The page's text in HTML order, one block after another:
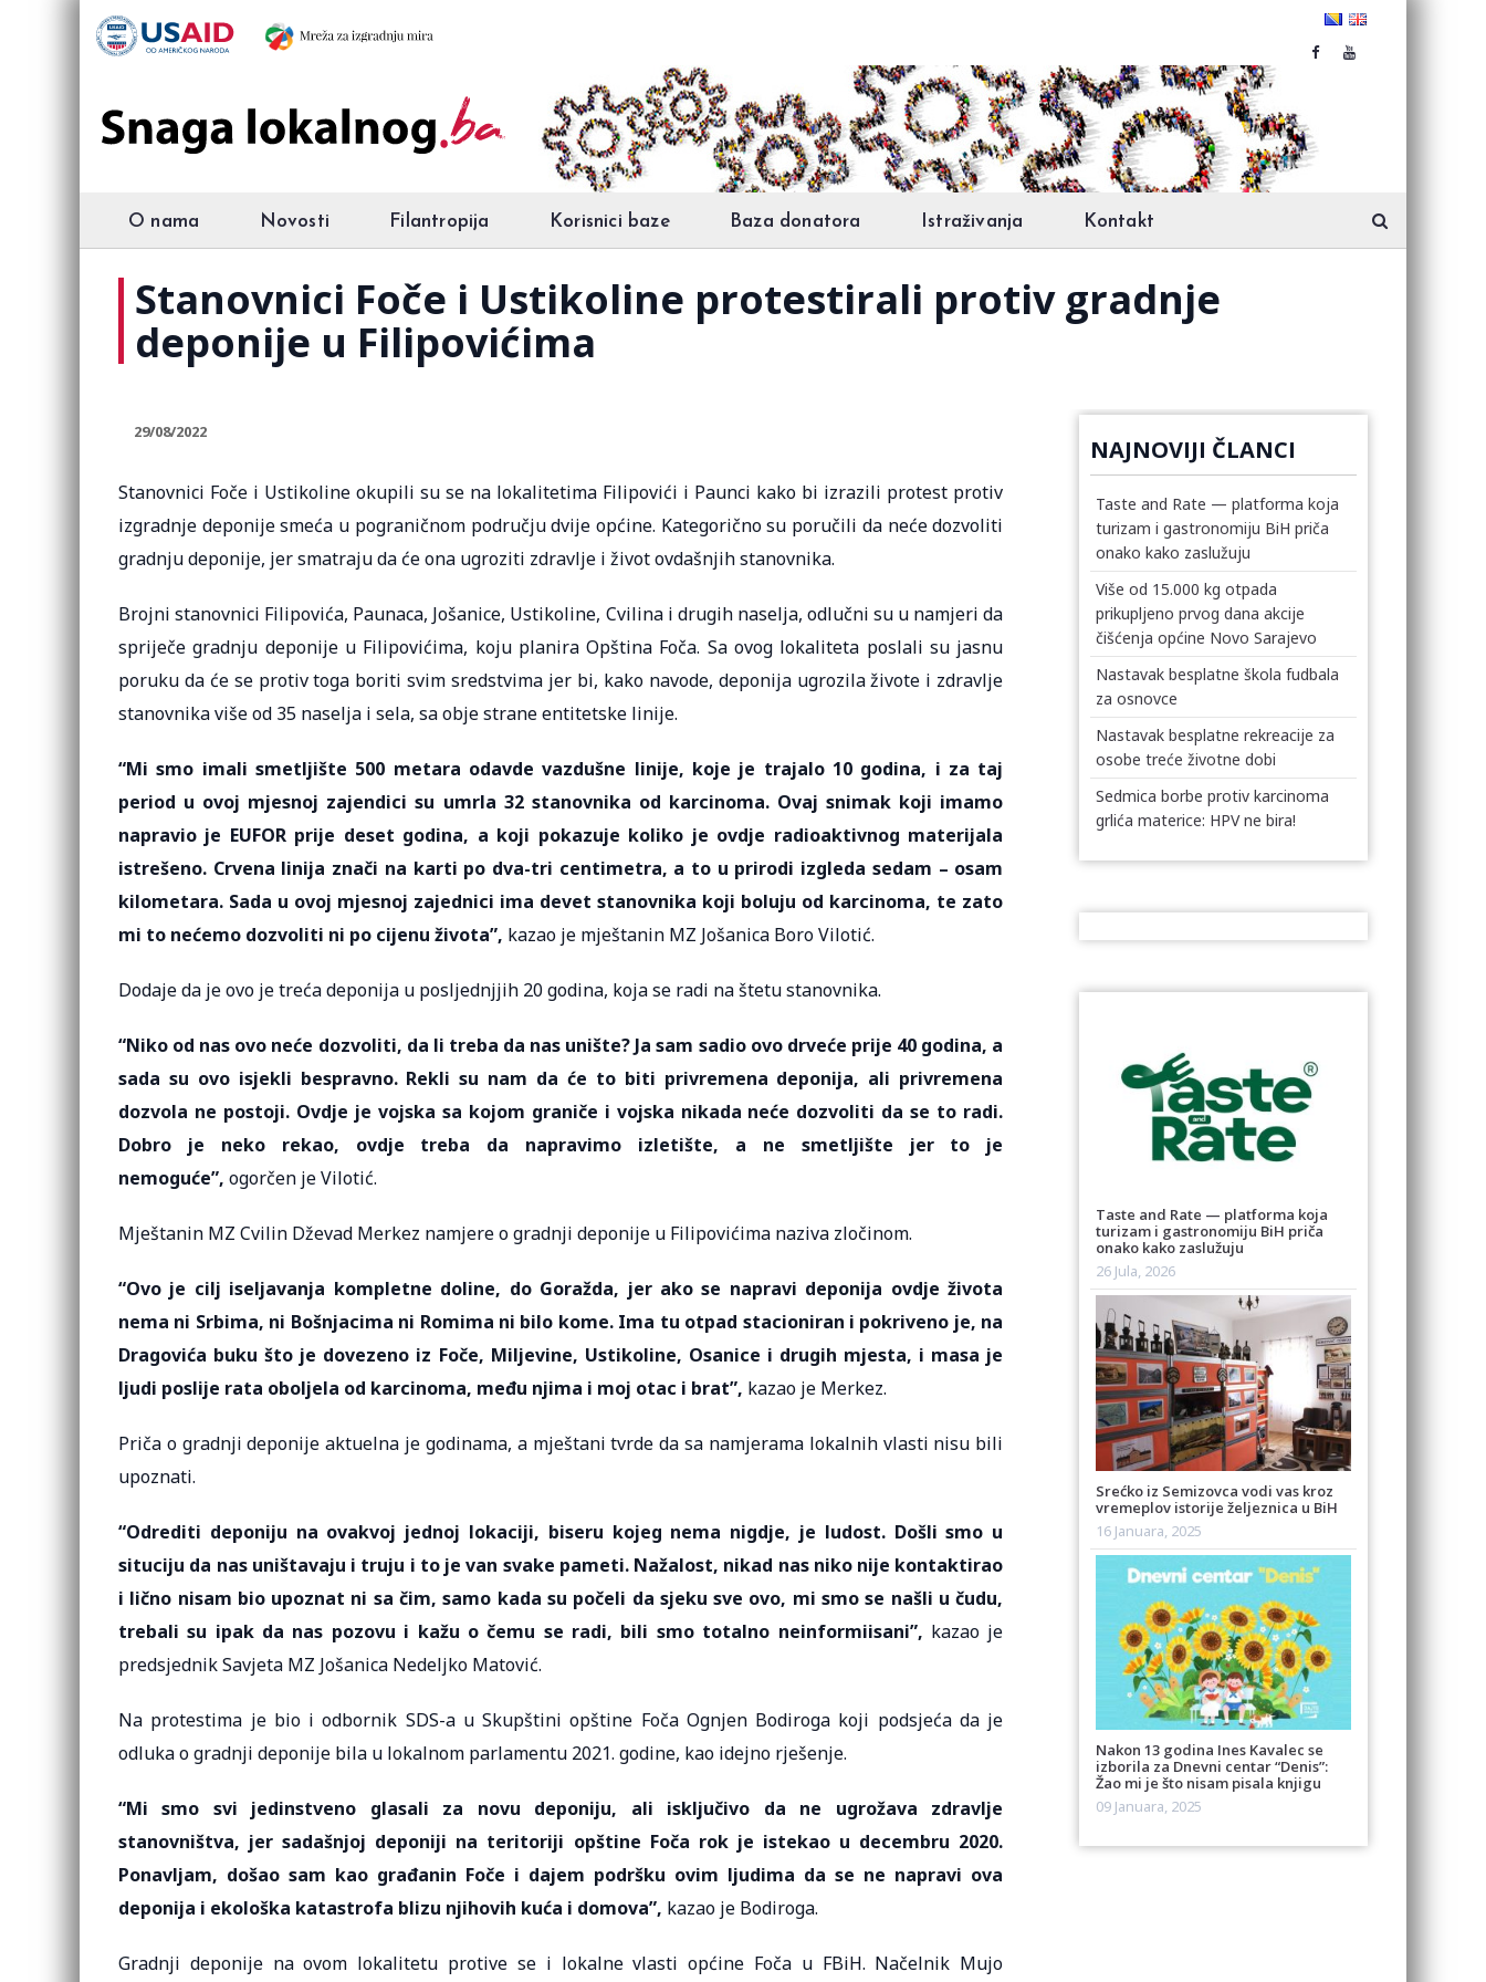
O nama Novosti Filantropija Korisnici baze Baza donatora Istraživanja Kontakt
Stanovnici Foče i Ustikoline protestirali protiv gradnje
deponije u Filipovićima
29/08/2022
Stanovnici Foče i Ustikoline okupili su se na lokalitetima Filipovići i Paunci kako bi izrazili protest protiv
izgradnje deponije smeća u pograničnom području dvije općine. Kategorično su poručili da neće dozvoliti
gradnju deponije, jer smatraju da će ona ugroziti zdravlje i život ovdašnjih stanovnika.
Brojni stanovnici Filipovića, Paunaca, Jošanice, Ustikoline, Cvilina i drugih naselja, odlučni su u namjeri da
spriječe gradnju deponije u Filipovićima, koju planira Opština Foča. Sa ovog lokaliteta poslali su jasnu
poruku da će se protiv toga boriti svim sredstvima jer bi, kako navode, deponija ugrozila živote i zdravlje
stanovnika više od 35 naselja i sela, sa obje strane entitetske linije.
“Mi smo imali smetljište 500 metara odavde vazdušne linije, koje je trajalo 10 godina, i za taj
period u ovoj mjesnoj zajendici su umrla 32 stanovnika od karcinoma. Ovaj snimak koji imamo
napravio je EUFOR prije deset godina, a koji pokazuje koliko je ovdje radioaktivnog materijala
istrešeno. Crvena linija znači na karti po dva-tri centimetra, a to u prirodi izgleda sedam – osam
kilometara. Sada u ovoj mjesnoj zajednici ima devet stanovnika koji boluju od karcinoma, te zato
mi to nećemo dozvoliti ni po cijenu života”, kazao je mještanin MZ Jošanica Boro Vilotić.
Dodaje da je ovo je treća deponija u posljednjjih 20 godina, koja se radi na štetu stanovnika.
“Niko od nas ovo neće dozvoliti, da li treba da nas unište? Ja sam sadio ovo drveće prije 40 godina, a
sada su ovo isjekli bespravno. Rekli su nam da će to biti privremena deponija, ali privremena
dozvola ne postoji. Ovdje je vojska sa kojom graniče i vojska nikada neće dozvoliti da se to radi.
Dobro je neko rekao, ovdje treba da napravimo izletište, a ne smetljište jer to je
nemoguće”, ogorčen je Vilotić.
Mještanin MZ Cvilin Dževad Merkez namjere o gradnji deponije u Filipovićima naziva zločinom.
“Ovo je cilj iseljavanja kompletne doline, do Goražda, jer ako se napravi deponija ovdje života
nema ni Srbima, ni Bošnjacima ni Romima ni bilo kome. Ima tu otpad stacioniran i pokriveno je, na
Dragovića buku što je dovezeno iz Foče, Miljevine, Ustikoline, Osanice i drugih mjesta, i masa je
ljudi poslije rata oboljela od karcinoma, među njima i moj otac i brat”, kazao je Merkez.
Priča o gradnji deponije aktuelna je godinama, a mještani tvrde da sa namjerama lokalnih vlasti nisu bili
upoznati.
“Odrediti deponiju na ovakvoj jednoj lokaciji, biseru kojeg nema nigdje, je ludost. Došli smo u
situciju da nas uništavaju i truju i to je van svake pameti. Nažalost, nikad nas niko nije kontaktirao
i lično nisam bio upoznat ni sa čim, samo kada su počeli da sjeku sve ovo, mi smo se našli u čudu,
trebali su ipak da nas pozovu i kažu o čemu se radi, bili smo totalno neinformiisani”, kazao je
predsjednik Savjeta MZ Jošanica Nedeljko Matović.
Na protestima je bio i odbornik SDS-a u Skupštini opštine Foča Ognjen Bodiroga koji podsjeća da je
odluka o gradnji deponije bila u lokalnom parlamentu 2021. godine, kao idejno rješenje.
“Mi smo svi jedinstveno glasali za novu deponiju, ali isključivo da ne ugrožava zdravlje
stanovništva, jer sadašnjoj deponiji na teritoriji opštine Foča rok je istekao u decembru 2020.
Ponavljam, došao sam kao građanin Foče i dajem podršku ovim ljudima da se ne napravi ova
deponija i ekološka katastrofa blizu njihovih kuća i domova”, kazao je Bodiroga.
Gradnji deponije na ovom lokalitetu protive se i lokalne vlasti općine Foča u FBiH. Načelnik Mujo
NAJNOVIJI ČLANCI
Taste and Rate — platforma koja
turizam i gastronomiju BiH priča
onako kako zaslužuju
Više od 15.000 kg otpada
prikupljeno prvog dana akcije
čišćenja općine Novo Sarajevo
Nastavak besplatne škola fudbala
za osnovce
Nastavak besplatne rekreacije za
osobe treće životne dobi
Sedmica borbe protiv karcinoma
grlića materice: HPV ne bira!
Taste and Rate — platforma koja
turizam i gastronomiju BiH priča
onako kako zaslužuju
26 Jula, 2026
Srećko iz Semizovca vodi vas kroz
vremeplov istorije željeznica u BiH
16 Januara, 2025
Nakon 13 godina Ines Kavalec se
izborila za Dnevni centar “Denis”:
Žao mi je što nisam pisala knjigu
09 Januara, 2025